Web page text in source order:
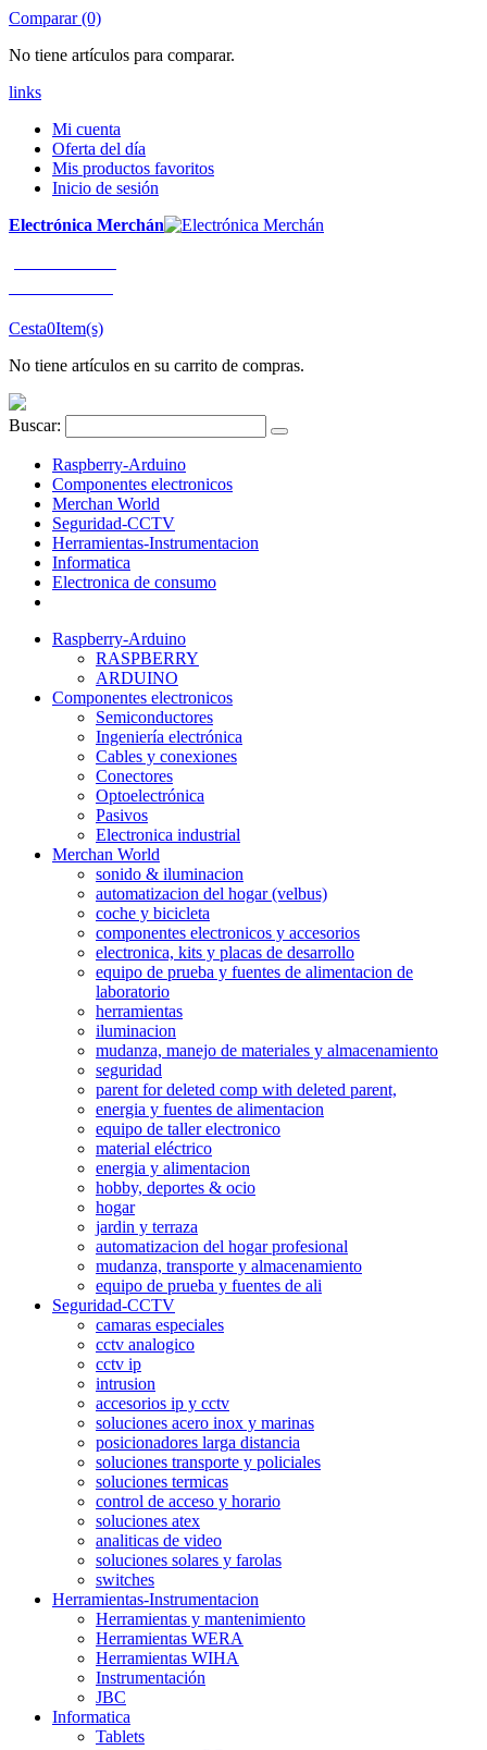
Comparar (0)
No tiene artículos para comparar.
links
Mi cuenta
Oferta del día
Mis productos favoritos
Inicio de sesión
Electrónica Merchán
Cesta0Item(s)
No tiene artículos en su carrito de compras.
Buscar:
Raspberry-Arduino
Componentes electronicos
Merchan World
Seguridad-CCTV
Herramientas-Instrumentacion
Informatica
Electronica de consumo
Raspberry-Arduino
RASPBERRY
ARDUINO
Componentes electronicos
Semiconductores
Ingeniería electrónica
Cables y conexiones
Conectores
Optoelectrónica
Pasivos
Electronica industrial
Merchan World
sonido & iluminacion
automatizacion del hogar (velbus)
coche y bicicleta
componentes electronicos y accesorios
electronica, kits y placas de desarrollo
equipo de prueba y fuentes de alimentacion de
laboratorio
herramientas
iluminacion
mudanza, manejo de materiales y almacenamiento
seguridad
parent for deleted comp with deleted parent,
energia y fuentes de alimentacion
equipo de taller electronico
material eléctrico
energia y alimentacion
hobby, deportes & ocio
hogar
jardin y terraza
automatizacion del hogar profesional
mudanza, transporte y almacenamiento
equipo de prueba y fuentes de ali
Seguridad-CCTV
camaras especiales
cctv analogico
cctv ip
intrusion
accesorios ip y cctv
soluciones acero inox y marinas
posicionadores larga distancia
soluciones transporte y policiales
soluciones termicas
control de acceso y horario
soluciones atex
analiticas de video
soluciones solares y farolas
switches
Herramientas-Instrumentacion
Herramientas y mantenimiento
Herramientas WERA
Herramientas WIHA
Instrumentación
JBC
Informatica
Tablets